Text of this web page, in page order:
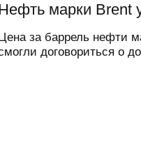
марки Brent
за баррель нефти
договориться о